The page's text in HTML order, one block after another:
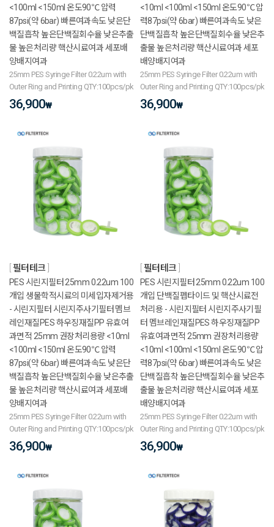
<100ml <150ml 온도90℃ 압력
87psi(약 6bar) 빠른여과속도 낮은단
백질흡착 높은단백질회수율 낮은추출
물 높은처리량 핵산시료여과 세포배
양배지여과
25mm PES Syringe Filter 0.22um with
Outer Ring and Printing QTY:100pcs/pk
36,900₩
<10ml <100ml <150ml 온도90℃ 압
력87psi(약 6bar) 빠른여과속도 낮은
단백질흡착 높은단백질회수율 낮은추
출물 높은처리량 핵산시료여과 세포
배양배지여과
25mm PES Syringe Filter 0.22um with
Outer Ring and Printing QTY:100pcs/pk
36,900₩
필터테크
PES 시린지필터 25mm 0.22um 100
개입 생물학적시료의 미세입자제거용
- 시린지필터 시린지주사기필터 멤브
레인재질PES 하우징재질PP 유효여
과면적 25mm 권장처리용량 <10ml
<100ml <150ml 온도90℃ 압력
87psi(약 6bar) 빠른여과속도 낮은단
백질흡착 높은단백질회수율 낮은추출
물 높은처리량 핵산시료여과 세포배
양배지여과
25mm PES Syringe Filter 0.22um with
Outer Ring and Printing QTY:100pcs/pk
36,900₩
필터테크
PES 시린지필터 25mm 0.22um 100
개입 단백질펩타이드 및 핵산시료전
처리용 - 시린지필터 시린지주사기필
터 멤브레인재질PES 하우징재질PP
유효여과면적 25mm 권장처리용량
<10ml <100ml <150ml 온도90℃ 압
력87psi(약 6bar) 빠른여과속도 낮은
단백질흡착 높은단백질회수율 낮은추
출물 높은처리량 핵산시료여과 세포
배양배지여과
25mm PES Syringe Filter 0.22um with
Outer Ring and Printing QTY:100pcs/pk
36,900₩